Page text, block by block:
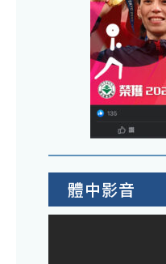
體中影音